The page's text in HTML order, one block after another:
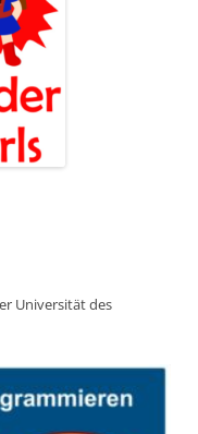
Universität des